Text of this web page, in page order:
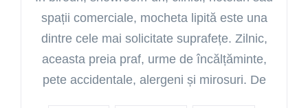
spații comerciale, mocheta lipită este una
dintre cele mai solicitate suprafețe. Zilnic,
aceasta preia praf, urme de încălțăminte,
pete accidentale, alergeni și mirosuri. De